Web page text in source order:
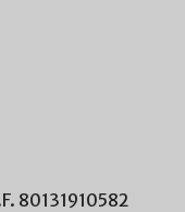
80131910582